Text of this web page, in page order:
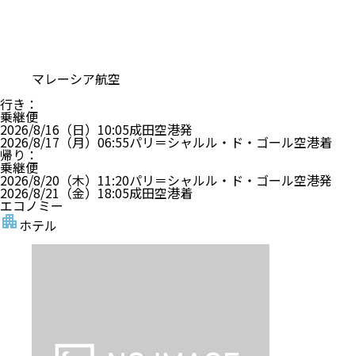
マレーシア航空
行き ：
乗継便
2026/8/16（日） 10:05成田空港発
2026/8/17（月） 06:55パリ＝シャルル・ド・ゴール空港着
帰り ：
乗継便
2026/8/20（木） 11:20パリ＝シャルル・ド・ゴール空港発
2026/8/21（金） 18:05成田空港着
エコノミー
ホテル